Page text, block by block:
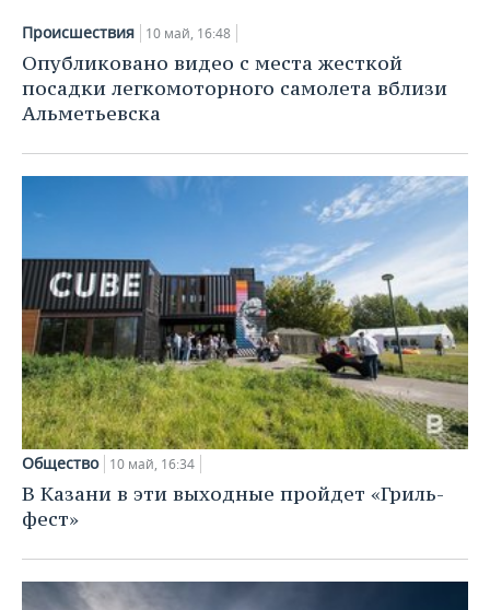
Происшествия 10 май, 16:48
Опубликовано видео с места жесткой
посадки легкомоторного самолета вблизи
Альметьевска
Общество 10 май, 16:34
В Казани в эти выходные пройдет «Гриль-
фест»